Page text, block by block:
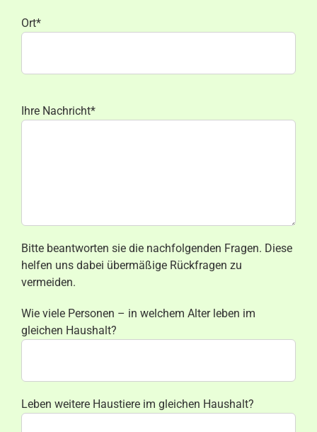
Ort*
Ihre Nachricht*
Bitte beantworten sie die nachfolgenden Fragen. Diese
helfen uns dabei übermäßige Rückfragen zu
vermeiden.
Wie viele Personen – in welchem Alter leben im
gleichen Haushalt?
Leben weitere Haustiere im gleichen Haushalt?